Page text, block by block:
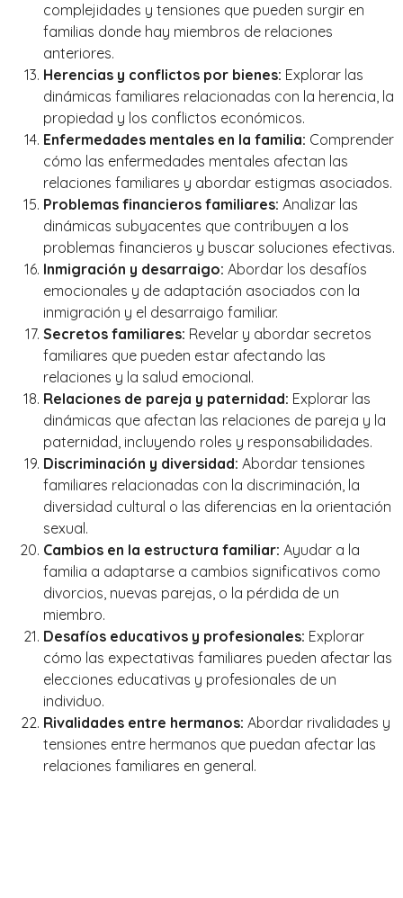
complejidades y tensiones que pueden surgir en
familias donde hay miembros de relaciones
anteriores.
Herencias y conflictos por bienes: Explorar las
dinámicas familiares relacionadas con la herencia, la
propiedad y los conflictos económicos.
Enfermedades mentales en la familia: Comprender
cómo las enfermedades mentales afectan las
relaciones familiares y abordar estigmas asociados.
Problemas financieros familiares: Analizar las
dinámicas subyacentes que contribuyen a los
problemas financieros y buscar soluciones efectivas.
Inmigración y desarraigo: Abordar los desafíos
emocionales y de adaptación asociados con la
inmigración y el desarraigo familiar.
Secretos familiares: Revelar y abordar secretos
familiares que pueden estar afectando las
relaciones y la salud emocional.
Relaciones de pareja y paternidad: Explorar las
dinámicas que afectan las relaciones de pareja y la
paternidad, incluyendo roles y responsabilidades.
Discriminación y diversidad: Abordar tensiones
familiares relacionadas con la discriminación, la
diversidad cultural o las diferencias en la orientación
sexual.
Cambios en la estructura familiar: Ayudar a la
familia a adaptarse a cambios significativos como
divorcios, nuevas parejas, o la pérdida de un
miembro.
Desafíos educativos y profesionales: Explorar
cómo las expectativas familiares pueden afectar las
elecciones educativas y profesionales de un
individuo.
Rivalidades entre hermanos: Abordar rivalidades y
tensiones entre hermanos que puedan afectar las
relaciones familiares en general.